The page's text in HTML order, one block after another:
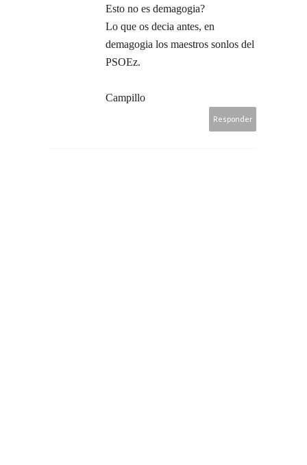
Esto no es demagogia?
Lo que os decia antes, en
demagogia los maestros sonlos del
PSOEz.
Campillo
Responder